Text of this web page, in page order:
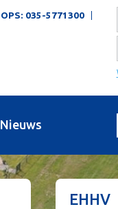
OPS: 035-5771300
Nieuws
EHHV